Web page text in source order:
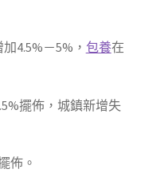
4.5%－5%， 包養在
擺佈，城鎮新增失
佈。